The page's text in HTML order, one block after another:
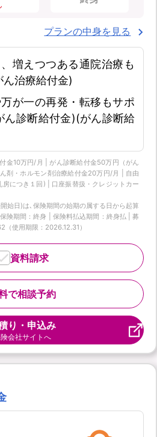
プランの中身を見る
増えつつある通院治療も
治療給付金)
が一の再発・転移もサポ
ん診断給付金)(がん診断給
金10万円/月 | がん診断給付金50万円（がん
剤・ホルモン剤治療給付金20万円/月 | 自由
につき１回) | 口座振替扱・クレジットカー
始日)は､保険期間の始期の属する日から起算
険期間：終身 | 保険料払込期間：終身払 | 募
使用期限：2026.12.31）
で相談予約
資料請求
り・申込み
会社サイトへ